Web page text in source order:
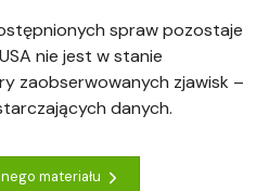
spraw pozostaje
nie jest w stanie
zaobserwowanych zjawisk –
danych.
materiału